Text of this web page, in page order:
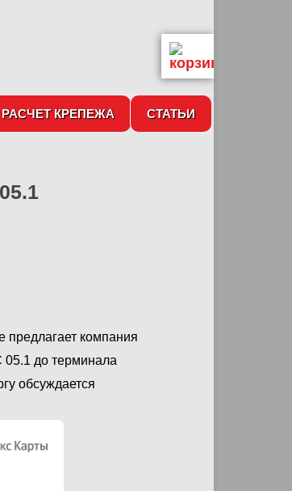
РАСЧЕТ КРЕПЕЖА СТАТЬИ
предлагает компания
до терминала
обсуждается